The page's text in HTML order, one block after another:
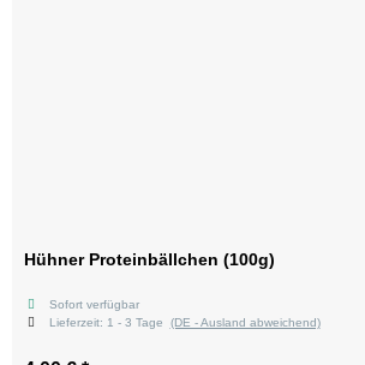
Hühner Proteinbällchen (100g)
Sofort verfügbar
Lieferzeit: 1 - 3 Tage (DE - Ausland abweichend)